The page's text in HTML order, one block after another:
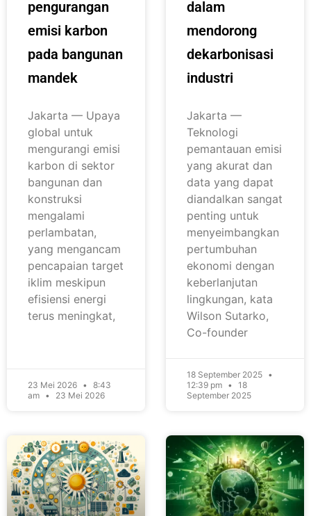
pengurangan
emisi karbon
pada bangunan
mandek
Jakarta — Upaya
global untuk
mengurangi emisi
karbon di sektor
bangunan dan
konstruksi
mengalami
perlambatan,
yang mengancam
pencapaian target
iklim meskipun
efisiensi energi
terus meningkat,
23 Mei 2026
8:43
am
23 Mei 2026
dalam
mendorong
dekarbonisasi
industri
Jakarta —
Teknologi
pemantauan emisi
yang akurat dan
data yang dapat
diandalkan sangat
penting untuk
menyeimbangkan
pertumbuhan
ekonomi dengan
keberlanjutan
lingkungan, kata
Wilson Sutarko,
Co-founder
18 September 2025
12:39 pm
18
September 2025